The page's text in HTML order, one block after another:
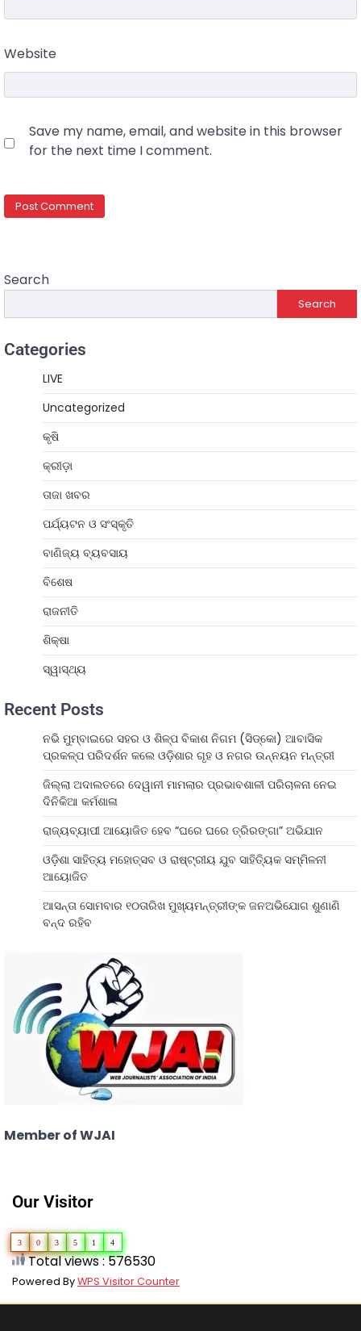
Website
Save my name, email, and website in this browser
for the next time I comment.
Search
Search
Categories
LIVE
Uncategorized
କୃଷି
କ୍ରୀଡ଼ା
ତାଜା ଖବର
ପର୍ଯ୍ୟଟନ ଓ ସଂସ୍କୃତି
ବାଣିଜ୍ୟ ବ୍ୟବସାୟ
ବିଶେଷ
ରାଜନୀତି
ଶିକ୍ଷା
ସ୍ୱାସ୍ଥ୍ୟ
Recent Posts
ନଭି ମୁମ୍ବାଇରେ ସହର ଓ ଶିଳ୍ପ ବିକାଶ ନିଗମ (ସିଡ୍‌କୋ) ଆବାସିକ
ପ୍ରକଳ୍ପ ପରିଦର୍ଶନ କଲେ ଓଡ଼ିଶାର ଗୃହ ଓ ନଗର ଉନ୍ନୟନ ମନ୍ତ୍ରୀ
ଜିଲ୍ଲା ଅଦାଲତରେ ଦେୱାନୀ ମାମଲାର ପ୍ରଭାବଶାଳୀ ପରିଚାଳନା ନେଇ
ଦିନିକିଆ କର୍ମଶାଳା
ରାଜ୍ୟବ୍ୟାପୀ ଆୟୋଜିତ ହେବ “ଘରେ ଘରେ ତ୍ରିରଙ୍ଗା” ଅଭିଯାନ
ଓଡ଼ିଶା ସାହିତ୍ୟ ମହୋତ୍ସବ ଓ ରାଷ୍ଟ୍ରୀୟ ଯୁବ ସାହିତ୍ୟିକ ସମ୍ମିଳନୀ
ଆୟୋଜିତ
ଆସନ୍ତା ସୋମବାର ୧୦ତାରିଖ ମୁଖ୍ୟମନ୍ତ୍ରୀଙ୍କ ଜନଅଭିଯୋଗ ଶୁଣାଣି
ବନ୍ଦ ରହିବ
Member of WJAI
Our Visitor
3 0 3 5 1 4
Total views : 576530
Powered ByWPS Visitor Counter